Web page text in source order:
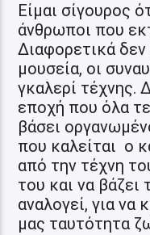
Είμαι σίγουρος
άνθρωποι που
Διαφορετικά δεν
μουσεία, οι
γκαλερί τέχνης.
εποχή που όλα
βάσει
που καλείται ο
από την τέχνη
του και να βάζει
αναλογεί, για να
μας ταυτότητα